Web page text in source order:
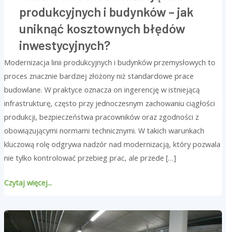
produkcyjnych i budynków – jak
uniknąć kosztownych błędów
inwestycyjnych?
Modernizacja linii produkcyjnych i budynków przemysłowych to
proces znacznie bardziej złożony niż standardowe prace
budowlane. W praktyce oznacza on ingerencję w istniejącą
infrastrukturę, często przy jednoczesnym zachowaniu ciągłości
produkcji, bezpieczeństwa pracowników oraz zgodności z
obowiązującymi normami technicznymi. W takich warunkach
kluczową rolę odgrywa nadzór nad modernizacją, który pozwala
nie tylko kontrolować przebieg prac, ale przede […]
Czytaj więcej...
Naprawa